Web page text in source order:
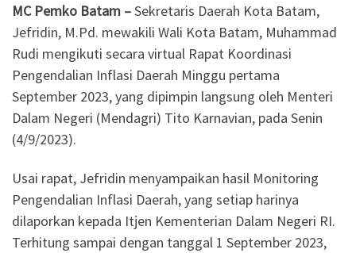
MC Pemko Batam –Sekretaris Daerah Kota Batam,
Jefridin, M.Pd. mewakili Wali Kota Batam, Muhammad
Rudi mengikuti secara virtual Rapat Koordinasi
Pengendalian Inflasi Daerah Minggu pertama
September 2023, yang dipimpin langsung oleh Menteri
Dalam Negeri (Mendagri) Tito Karnavian, pada Senin
(4/9/2023).
Usai rapat, Jefridin menyampaikan hasil Monitoring
Pengendalian Inflasi Daerah, yang setiap harinya
dilaporkan kepada Itjen Kementerian Dalam Negeri RI.
Terhitung sampai dengan tanggal 1 September 2023,